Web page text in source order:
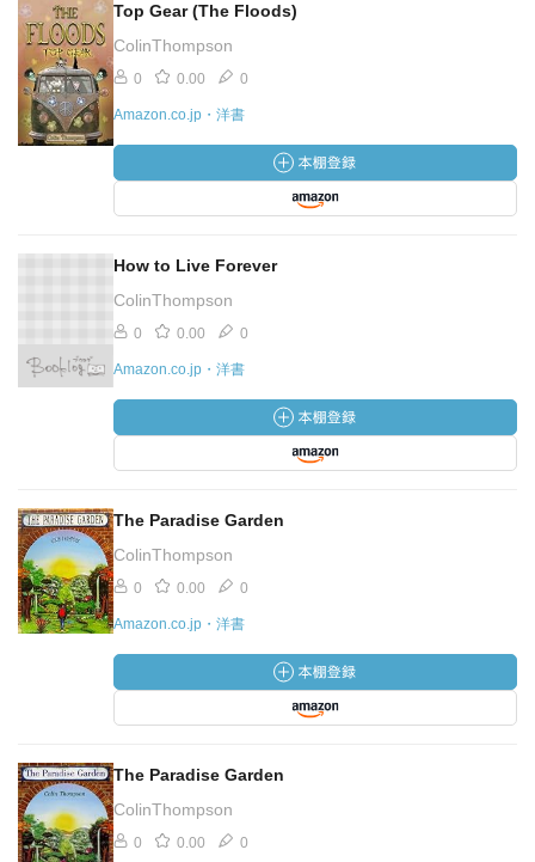
Top Gear (The Floods)
ColinThompson
0 0.00 0
Amazon.co.jp・洋書
How to Live Forever
ColinThompson
0 0.00 0
Amazon.co.jp・洋書
The Paradise Garden
ColinThompson
0 0.00 0
Amazon.co.jp・洋書
The Paradise Garden
ColinThompson
0 0.00 0